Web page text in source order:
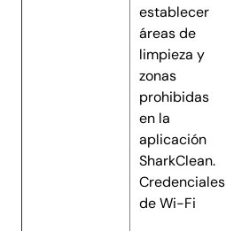
establecer
áreas de
limpieza y
zonas
prohibidas
en la
aplicación
SharkClean.
Credenciales
de Wi-Fi